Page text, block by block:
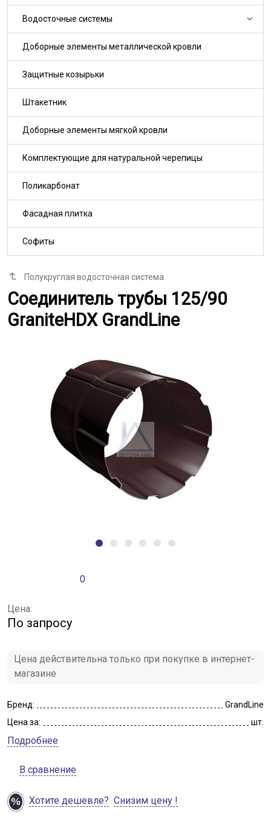
Полукруглая водосточная система
Соединитель трубы 125/90
Соединитель трубы 125/90
GraniteHDX GrandLine
0
Цена:
По запросу
Цена действительна только при покупке в интернет-
магазине
Бренд:
GrandLine
Цена за:
шт.
Подробнее
В сравнение
Хотите дешевле? Снизим цену !
Водосточные системы
Доборные элементы металлической кровли
Защитные козырьки
Штакетник
Доборные элементы мягкой кровли
Комплектующие для натуральной черепицы
Поликарбонат
Фасадная плитка
Софиты